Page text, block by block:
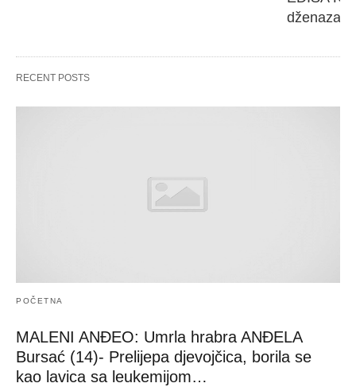
dženaza
RECENT POSTS
POČETNA
MALENI ANĐEO: Umrla hrabra ANĐELA
Bursać (14)- Prelijepa djevojčica, borila se
kao lavica sa leukemijom…